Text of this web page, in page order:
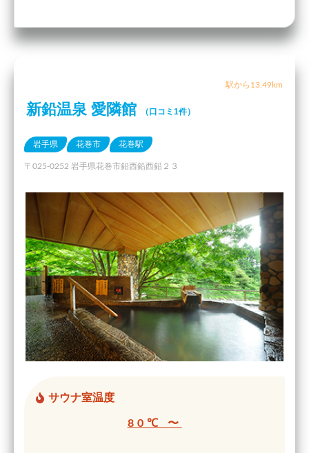
駅から13.49km
新鉛温泉 愛隣館 （口コミ1件）
岩手県 花巻市 花巻駅
〒025-0252 岩手県花巻市鉛西鉛西鉛２３
サウナ室温度
80℃ 〜